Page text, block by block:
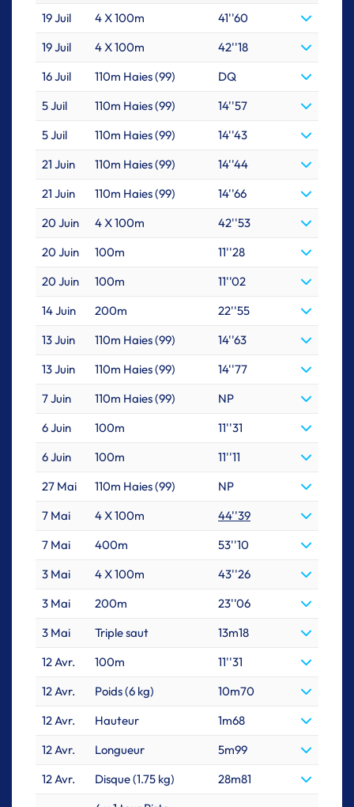
19 Juil 4 X 100m
41''60
19 Juil
4 X 100m
42''18
16 Juil
110m Haies (99)
DQ
5 Juil
110m Haies (99)
14''57
5 Juil
110m Haies (99)
14''43
21 Juin
110m Haies (99)
14''44
21 Juin
110m Haies (99)
14''66
20 Juin
4 X 100m
42''53
20 Juin
100m
11''28
20 Juin
100m
11''02
14 Juin
200m
22''55
13 Juin
110m Haies (99)
14''63
13 Juin
110m Haies (99)
14''77
7 Juin
110m Haies (99)
NP
6 Juin
100m
11''31
6 Juin
100m
11''11
27 Mai
110m Haies (99)
NP
7 Mai
4 X 100m
44''39
7 Mai
400m
53''10
3 Mai
4 X 100m
43''26
3 Mai
200m
23''06
3 Mai
Triple saut
13m18
12 Avr.
100m
11''31
12 Avr.
Poids (6 kg)
10m70
12 Avr.
Hauteur
1m68
12 Avr.
Longueur
5m99
12 Avr.
Disque (1.75 kg)
28m81